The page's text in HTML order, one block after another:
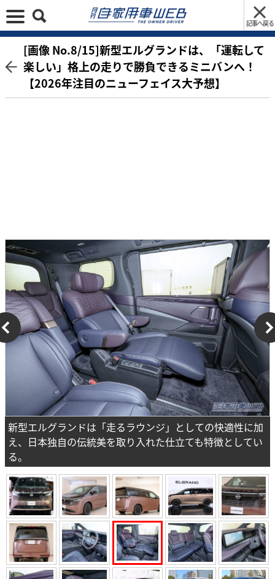
記事へ戻る
[画像 No.8/15]新型エルグランドは、「運転して
楽しい」格上の走りで勝負できるミニバンへ！
【2026年注目のニューフェイス大予想】
新型エルグランドは「走るラウンジ」としての快適性に加
え、日本独自の伝統美を取り入れた仕立ても特徴としてい
る。